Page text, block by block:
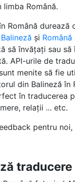
Română.
Română
Balineză și Română
să învățați sau
API-urile de
menite să fie
din Balineză
în traducerea
relații ... etc.
pentru
traducere